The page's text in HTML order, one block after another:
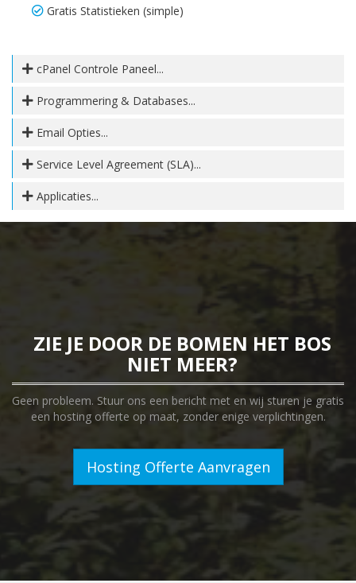
Gratis Statistieken (simple)
cPanel Controle Paneel...
Programmering & Databases...
Email Opties...
Service Level Agreement (SLA)...
Applicaties...
ZIE JE DOOR DE BOMEN HET BOS
NIET MEER?
Geen probleem. Stuur ons een bericht met en wij sturen je gratis
een hosting offerte op maat, zonder enige verplichtingen.
Hosting Offerte Aanvragen